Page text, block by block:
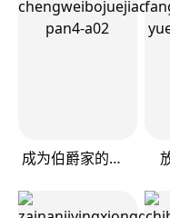
成为伯爵家的废物